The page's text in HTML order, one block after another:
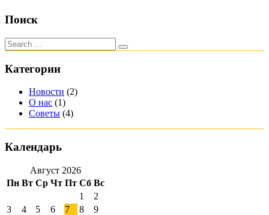
Поиск
Категории
Новости (2)
О нас (1)
Советы (4)
Календарь
Август 2026
Пн Вт Ср Чт Пт Сб Вс
1
2
3
4 5 6 7 8
9